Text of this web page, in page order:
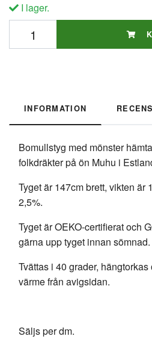
I lager.
INFORMATION
Bomullstyg med mönster
folkdräkter på ön Muhu i
Tyget är 147cm brett, vikten är
2,5%.
Tyget är OEKO-certifierat och
gärna upp tyget innan sömnad.
Tvättas i 40 grader,
värme från avigsidan.
Säljs per dm.